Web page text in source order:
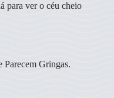
para ver o céu cheio
Parecem Gringas.